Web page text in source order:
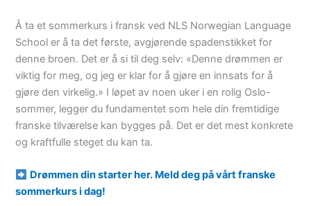
Å ta et sommerkurs i fransk ved NLS Norwegian Language
School er å ta det første, avgjørende spadenstikket for
denne broen. Det er å si til deg selv: «Denne drømmen er
viktig for meg, og jeg er klar for å gjøre en innsats for å
gjøre den virkelig.» I løpet av noen uker i en rolig Oslo-
sommer, legger du fundamentet som hele din fremtidige
franske tilværelse kan bygges på. Det er det mest konkrete
og kraftfulle steget du kan ta.
Drømmen din starter her. Meld deg på vårt franske
sommerkurs i dag!